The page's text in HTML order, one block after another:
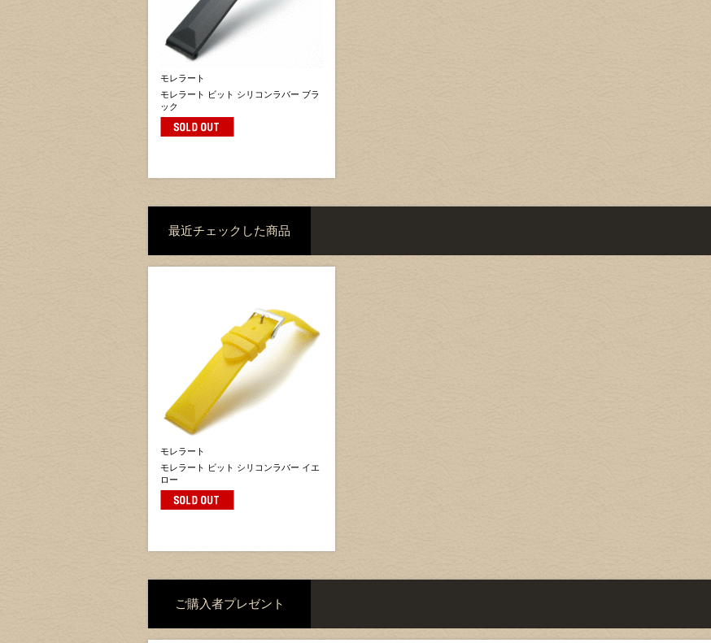
モレラート
モレラート ビット シリコンラバー ブラ
ック
最近チェックした商品
モレラート
モレラート ビット シリコンラバー イエ
ロー
ご購入者プレゼント